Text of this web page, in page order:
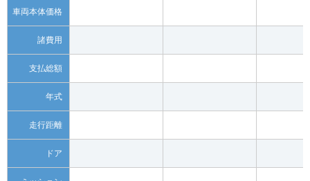
車両本体価格
諸費用
支払総額
年式
走行距離
ドア